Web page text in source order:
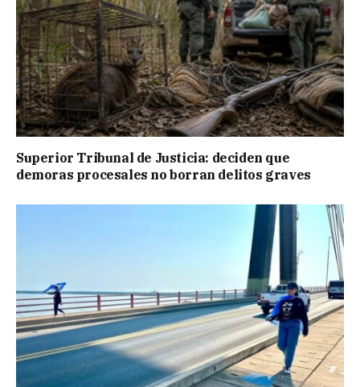
Superior Tribunal de Justicia: deciden que
demoras procesales no borran delitos graves